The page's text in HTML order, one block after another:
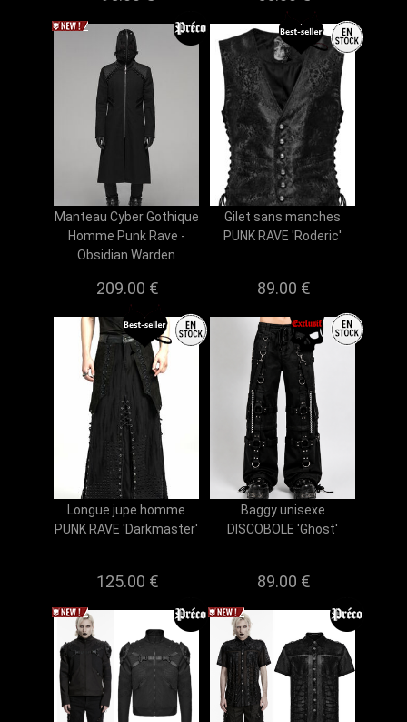
Manteau Cyber Gothique
Homme Punk Rave -
Obsidian Warden
209.00 €
Gilet sans manches
PUNK RAVE 'Roderic'
89.00 €
Longue jupe homme
PUNK RAVE 'Darkmaster'
125.00 €
Baggy unisexe
DISCOBOLE 'Ghost'
89.00 €